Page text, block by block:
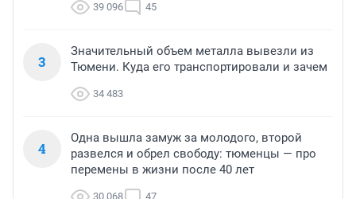
39 096 45
3
Значительный объем металла вывезли из
Тюмени. Куда его транспортировали и зачем
34 483
4
Одна вышла замуж за молодого, второй
развелся и обрел свободу: тюменцы — про
перемены в жизни после 40 лет
30 068 47